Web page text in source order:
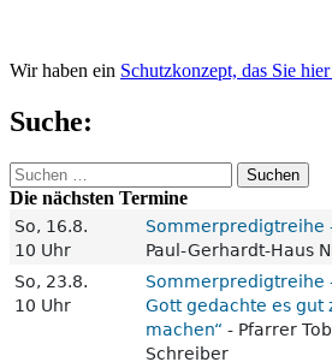
Wir haben ein Schutzkonzept, das Sie
Suche:
Suchen
nach:
Die nächsten Termine